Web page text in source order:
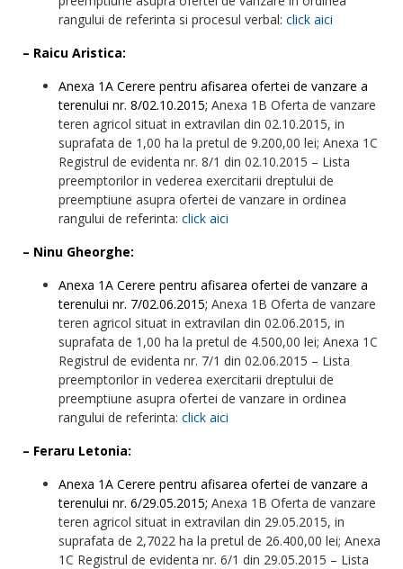
rangului de referinta si procesul verbal: click aici
– Raicu Aristica:
Anexa 1A Cerere pentru afisarea ofertei de vanzare a
terenului nr. 8/02.10.2015; Anexa 1B Oferta de vanzare
teren agricol situat in extravilan din 02.10.2015, in
suprafata de 1,00 ha la pretul de 9.200,00 lei; Anexa 1C
Registrul de evidenta nr. 8/1 din 02.10.2015 – Lista
preemptorilor in vederea exercitarii dreptului de
preemptiune asupra ofertei de vanzare in ordinea
rangului de referinta: click aici
– Ninu Gheorghe:
Anexa 1A Cerere pentru afisarea ofertei de vanzare a
terenului nr. 7/02.06.2015; Anexa 1B Oferta de vanzare
teren agricol situat in extravilan din 02.06.2015, in
suprafata de 1,00 ha la pretul de 4.500,00 lei; Anexa 1C
Registrul de evidenta nr. 7/1 din 02.06.2015 – Lista
preemptorilor in vederea exercitarii dreptului de
preemptiune asupra ofertei de vanzare in ordinea
rangului de referinta: click aici
– Feraru Letonia:
Anexa 1A Cerere pentru afisarea ofertei de vanzare a
terenului nr. 6/29.05.2015; Anexa 1B Oferta de vanzare
teren agricol situat in extravilan din 29.05.2015, in
suprafata de 2,7022 ha la pretul de 26.400,00 lei; Anexa
1C Registrul de evidenta nr. 6/1 din 29.05.2015 – Lista